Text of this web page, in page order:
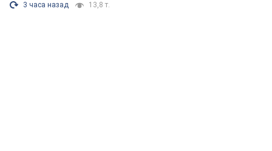
3 часа назад 13,8 т.